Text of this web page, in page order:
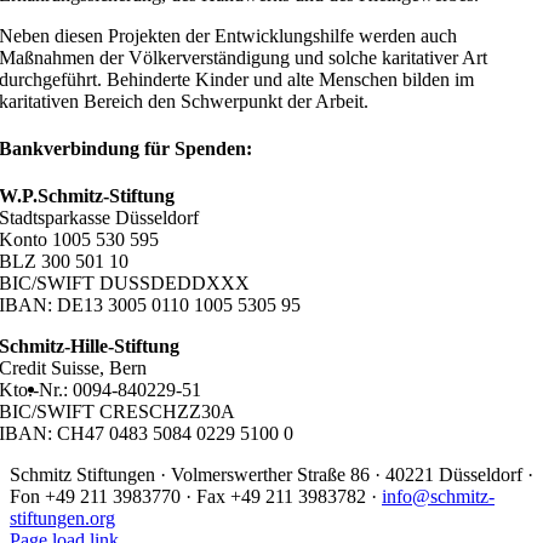
Neben diesen Projekten der Entwicklungshilfe werden auch
Maßnahmen der Völkerverständigung und solche karitativer Art
durchgeführt. Behinderte Kinder und alte Menschen bilden im
karitativen Bereich den Schwerpunkt der Arbeit.
Bankverbindung für Spenden:
W.P.Schmitz-Stiftung
Stadtsparkasse Düsseldorf
Konto 1005 530 595
BLZ 300 501 10
BIC/SWIFT DUSSDEDDXXX
IBAN: DE13 3005 0110 1005 5305 95
Schmitz-Hille-Stiftung
Credit Suisse, Bern
Kto.-Nr.: 0094-840229-51
BIC/SWIFT CRESCHZZ30A
IBAN: CH47 0483 5084 0229 5100 0
Schmitz Stiftungen · Volmerswerther Straße 86 · 40221 Düsseldorf ·
Fon +49 211 3983770 · Fax +49 211 3983782 · info@schmitz-
stiftungen.org